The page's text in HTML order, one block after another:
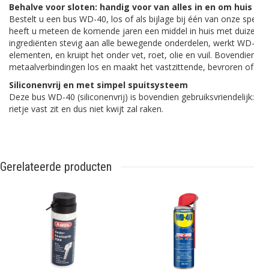
Behalve voor sloten: handig voor van alles in en om huis
Bestelt u een bus WD-40, los of als bijlage bij één van onze
heeft u meteen de komende jaren een middel in huis met
ingrediënten stevig aan alle bewegende onderdelen, werkt
elementen, en kruipt het onder vet, roet, olie en vuil.
metaalverbindingen los en maakt het vastzittende, bevroren
Siliconenvrij en met simpel spuitsysteem
Deze bus WD-40 (siliconenvrij) is bovendien
rietje vast zit en dus niet kwijt zal raken.
Gerelateerde producten